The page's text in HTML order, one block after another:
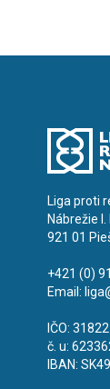
Liga proti
Nábrežie
921 01
+421 (0)
Email:
IČO:
č. u:
IBAN: